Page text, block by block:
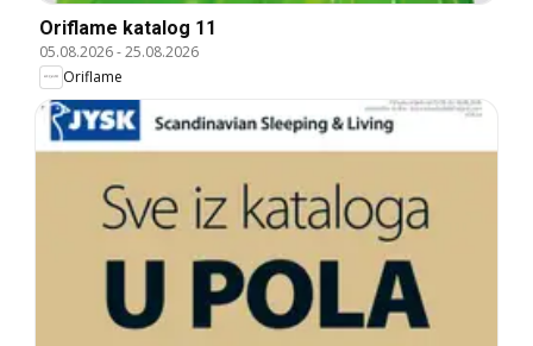
Oriflame katalog 11
05.08.2026-25.08.2026
Oriflame